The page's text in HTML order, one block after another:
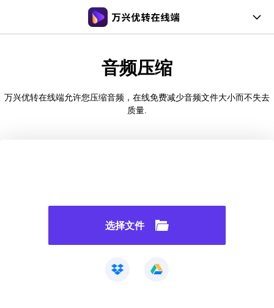
常见问题
音频压缩
万兴优转在线端允许您压缩音频，在线免费减少音频文件大小而不失去
质量.
选择文件